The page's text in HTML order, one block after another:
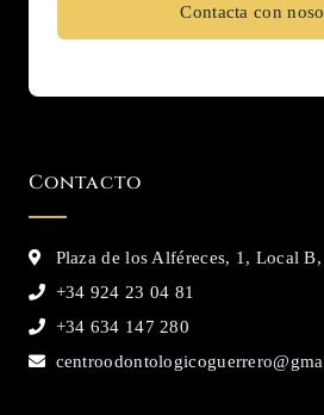
Contacta con
Contacto
Plaza de los Alféreces, 1, Local
+34 924 23 04 81
+34 634 147 280